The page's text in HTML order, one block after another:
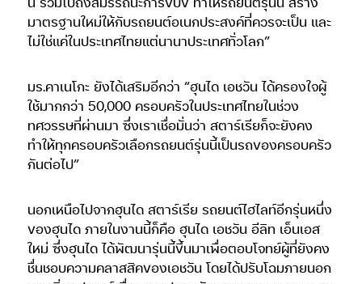
มาตรฐานใหม่ให้กับรถยนต์อเนกประสงค์ที่ควรจะเป็น และ
ไม่ใช่แค่ในประเทศไทยแต่นานาประเทศทั่วโลก”
มร.คาเนโกะ ยังได้เสริมอีกว่า “ฮุนได เอชวัน ได้ครองใจผู้
ใช้มากกว่า 50,000 ครอบครัวในประเทศไทยในช่วง
ทศวรรษที่ผ่านมา ซึ่งเราเชื่อมั่นว่า สตาร์เรียก็จะยังคง
ทำให้ทุกครอบครัวเลือกรถยนต์รุ่นนี้เป็นรถของครอบครัว
กันต่อไป”
นอกเหนือไปจากฮุนได สตาร์เรีย รถยนต์ไฮไลท์อีกรุ่นหนึ่ง
ของฮุนได ภายในงานนี้ก็คือ ฮุนได เอชวัน อีลิท เอ็นเอส
ใหม่ ซึ่งฮุนได ได้พัฒนารุ่นนี้ขึ้นมาเพื่อตอบโจทย์ผู้ที่ยังคง
ชื่นชอบความคลาสสิคของเอชวัน โดยได้ปรับโฉมภายนอก